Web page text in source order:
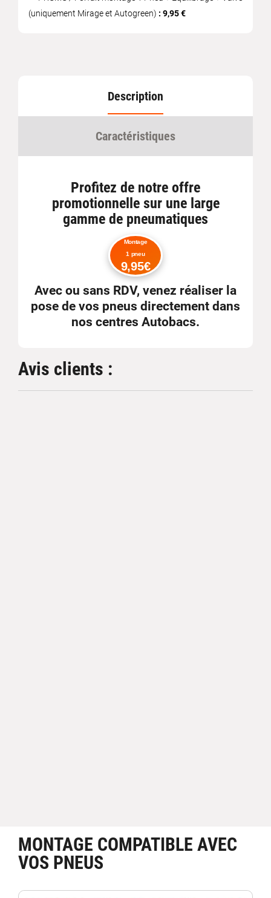
(uniquement Mirage et Autogreen) : 9,95 €
Description
Caractéristiques
Profitez de notre offre
promotionnelle sur une large
gamme de pneumatiques
Montage
1 pneu
9,95€
Avec ou sans RDV, venez réaliser la
pose de vos pneus directement dans
nos centres Autobacs.
Avis clients :
MONTAGE COMPATIBLE AVEC
VOS PNEUS